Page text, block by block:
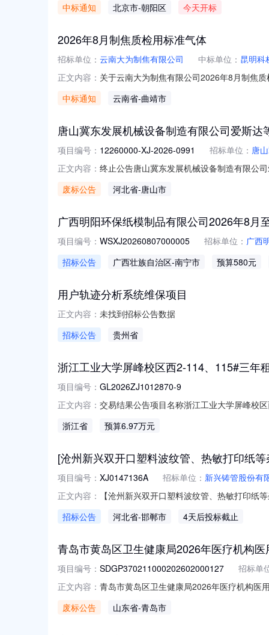
中标通知
北京市-朝阳区 今天开标
2026年8月制焦质检用标准气体
招标单位： 云南大为制焦有限公司 中标单位： 昆明科
正文内容： 关于云南大为制焦有限公司2026年8月制焦
期间所有报价人和其他利害关系人对公示
中标通知 云南省-曲靖市
唐山冀东发展机械设备制造有限公司爱斯
项目编号： 12260000-XJ-2026-0991 招标单位： 唐
正文内容： 终止公告唐山冀东发展机械设备制造有限公
不足三家，废标。┃监督举报联系方式监督
废标公告 河北省-唐山市
广西明阳环保纸模制品有限公司2026年8月
项目编号： WSXJ20260807000005 招标单位： 广西
招标公告
广西壮族自治区-南宁市 预算580元
用户轨迹分析系统维保项目
正文内容： 未找到招标公告数据
招标公告
贵州省
浙江工业大学屏峰校区西2-114、115#三年
项目编号： GL2026ZJ1012870-9
正文内容： 交易结果公告项目名称浙江工业大学屏峰校
浙江省 预算6.97万元
[沧州新兴双开口塑料波纹管、热敏打印纸
项目编号： XJ0147136A 招标单位： 新兴铸管股份有
正文内容：
【沧州新兴双开口塑料波纹管、热敏打印纸
人联系方式：13292030568九、询价类型
招标公告 河北省-邯郸市 4天后投标截止
青岛市黄岛区卫生健康局2026年医疗机构
项目编号： SDGP370211000202602000127
招标单
正文内容： 青岛市黄岛区卫生健康局2026年医疗机构医
生健康局地址：青岛西海岸新区双珠路166
废标公告 山东省-青岛市